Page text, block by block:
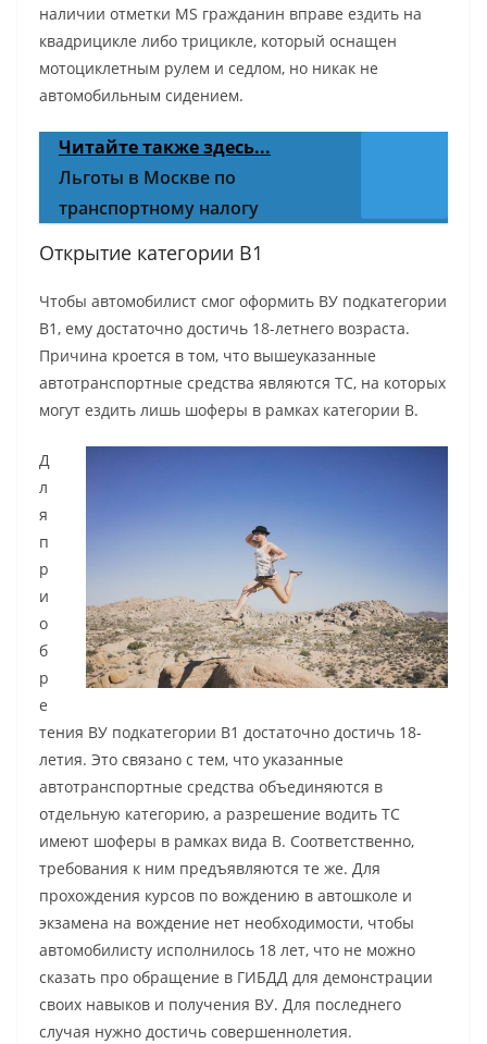
наличии отметки MS гражданин вправе ездить на
квадрицикле либо трицикле, который оснащен
мотоциклетным рулем и седлом, но никак не
автомобильным сидением.
Читайте также здесь...
Льготы в Москве по
транспортному налогу
Открытие категории В1
Чтобы автомобилист смог оформить ВУ подкатегории
В1, ему достаточно достичь 18-летнего возраста.
Причина кроется в том, что вышеуказанные
автотранспортные средства являются ТС, на которых
могут ездить лишь шоферы в рамках категории В.
Д
л
я
п
р
и
о
б
р
е
тения ВУ подкатегории В1 достаточно достичь 18-
летия. Это связано с тем, что указанные
автотранспортные средства объединяются в
отдельную категорию, а разрешение водить ТС
имеют шоферы в рамках вида В. Соответственно,
требования к ним предъявляются те же. Для
прохождения курсов по вождению в автошколе и
экзамена на вождение нет необходимости, чтобы
автомобилисту исполнилось 18 лет, что не можно
сказать про обращение в ГИБДД для демонстрации
своих навыков и получения ВУ. Для последнего
случая нужно достичь совершеннолетия.